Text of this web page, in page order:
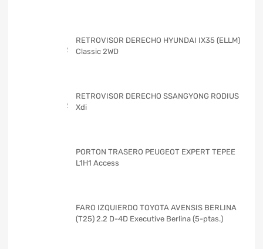
RETROVISOR DERECHO HYUNDAI IX35 (ELLM)
Classic 2WD
RETROVISOR DERECHO SSANGYONG RODIUS
Xdi
PORTON TRASERO PEUGEOT EXPERT TEPEE
L1H1 Access
FARO IZQUIERDO TOYOTA AVENSIS BERLINA
(T25) 2.2 D-4D Executive Berlina (5-ptas.)